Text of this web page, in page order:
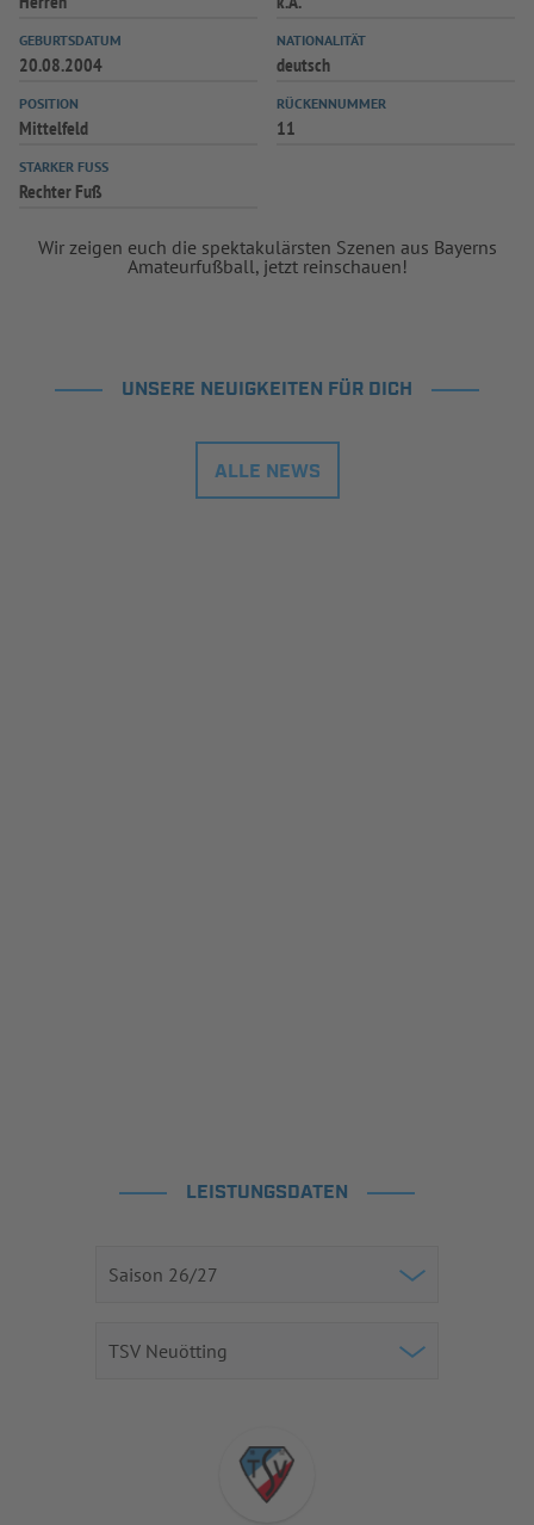
SPIELPLUS
GEBURTSDATUM
20.08.2004
NATIONALITÄT
deutsch
POSITION
Mittelfeld
RÜCKENNUMMER
11
STARKER FUSS
Rechter Fuß
Wir zeigen euch die spektakulärsten Szenen aus Bayerns
Amateurfußball, jetzt reinschauen!
UNSERE NEUIGKEITEN FÜR DICH
ALLE NEWS
LEISTUNGSDATEN